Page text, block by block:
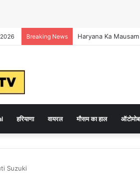
Breaking News Haryana Ka Mausam
हरियाणा वायरल मौसम का हाल
Suzuki